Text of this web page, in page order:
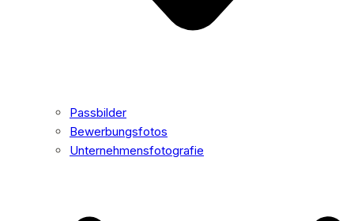
Passbilder
Bewerbungsfotos
Unternehmensfotografie